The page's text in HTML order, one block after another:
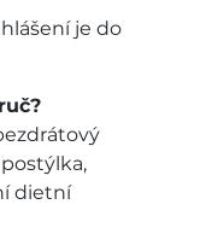
je do
dietní